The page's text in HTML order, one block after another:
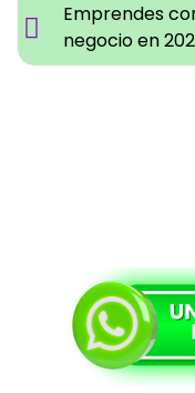
Emprendes
negocio en